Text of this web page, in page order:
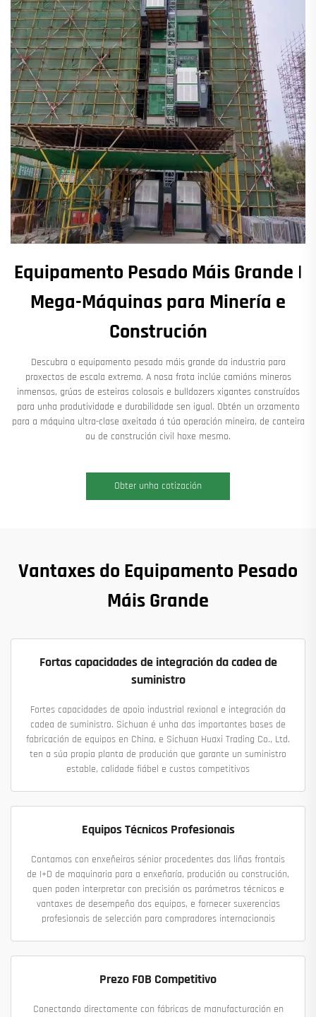
Equipamento Pesado Máis Grande |
Mega-Máquinas para Minería e
Construción
Descubra o equipamento pesado máis grande da industria para
proxectos de escala extrema. A nosa frota inclúe camións mineros
inmensos, grúas de esteiras colosais e bulldozers xigantes construídos
para unha produtividade e durabilidade sen igual. Obtén un orzamento
para a máquina ultra-clase axeitada á túa operación mineira, de canteira
ou de construción civil hoxe mesmo.
Obter unha cotización
Vantaxes do Equipamento Pesado
Máis Grande
Fortas capacidades de integración da cadea de
suministro
Fortes capacidades de apoio industrial rexional e integración da
cadea de suministro. Sichuan é unha das importantes bases de
fabricación de equipos en China, e Sichuan Huaxi Trading Co., Ltd.
ten a súa propia planta de produción que garante un suministro
estable, calidade fiábel e custos competitivos
Equipos Técnicos Profesionais
Contamos con enxeñeiros sénior procedentes das liñas frontais
de I+D de maquinaria para a enxeñaría, produción ou construción,
quen poden interpretar con precisión os parámetros técnicos e
vantaxes de desempeño dos equipos, e fornecer suxerencias
profesionais de selección para compradores internacionais
Prezo FOB Competitivo
Conectando directamente con fábricas de manufacturación en